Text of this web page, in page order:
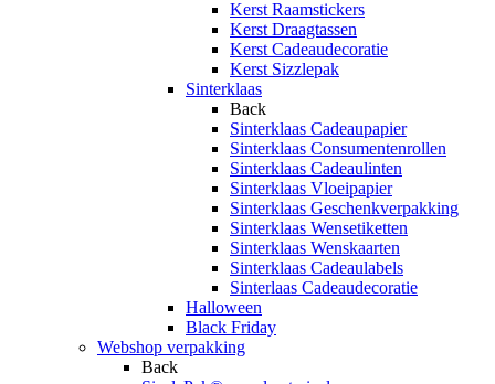
Kerst Raamstickers
Kerst Draagtassen
Kerst Cadeaudecoratie
Kerst Sizzlepak
Sinterklaas
Back
Sinterklaas Cadeaupapier
Sinterklaas Consumentenrollen
Sinterklaas Cadeaulinten
Sinterklaas Vloeipapier
Sinterklaas Geschenkverpakking
Sinterklaas Wensetiketten
Sinterklaas Wenskaarten
Sinterklaas Cadeaulabels
Sinterlaas Cadeaudecoratie
Halloween
Black Friday
Webshop verpakking
Back